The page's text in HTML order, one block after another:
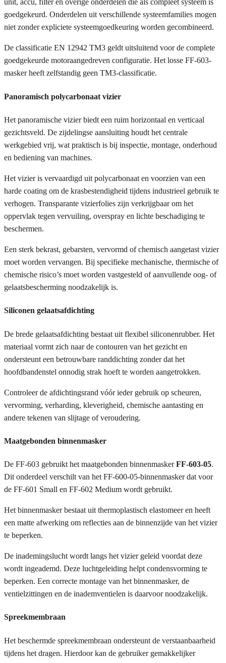
unit, accu, filter en overige onderdelen die als compleet systeem is
goedgekeurd. Onderdelen uit verschillende systeemfamilies mogen
niet zonder expliciete systeemgoedkeuring worden gecombineerd.
De classificatie EN 12942 TM3 geldt uitsluitend voor de complete
goedgekeurde motoraangedreven configuratie. Het losse FF-603-
masker heeft zelfstandig geen TM3-classificatie.
Panoramisch polycarbonaat vizier
Het panoramische vizier biedt een ruim horizontaal en verticaal
gezichtsveld. De zijdelingse aansluiting houdt het centrale
werkgebied vrij, wat praktisch is bij inspectie, montage, onderhoud
en bediening van machines.
Het vizier is vervaardigd uit polycarbonaat en voorzien van een
harde coating om de krasbestendigheid tijdens industrieel gebruik te
verhogen. Transparante vizierfolies zijn verkrijgbaar om het
oppervlak tegen vervuiling, overspray en lichte beschadiging te
beschermen.
Een sterk bekrast, gebarsten, vervormd of chemisch aangetast vizier
moet worden vervangen. Bij specifieke mechanische, thermische of
chemische risico’s moet worden vastgesteld of aanvullende oog- of
gelaatsbescherming noodzakelijk is.
Siliconen gelaatsafdichting
De brede gelaatsafdichting bestaat uit flexibel siliconenrubber. Het
materiaal vormt zich naar de contouren van het gezicht en
ondersteunt een betrouwbare randdichting zonder dat het
hoofdbandenstel onnodig strak hoeft te worden aangetrokken.
Controleer de afdichtingsrand vóór ieder gebruik op scheuren,
vervorming, verharding, kleverigheid, chemische aantasting en
andere tekenen van slijtage of veroudering.
Maatgebonden binnenmasker
De FF-603 gebruikt het maatgebonden binnenmaskerFF-603-05.
Dit onderdeel verschilt van het FF-600-05-binnenmasker dat voor
de FF-601 Small en FF-602 Medium wordt gebruikt.
Het binnenmasker bestaat uit thermoplastisch elastomeer en heeft
een matte afwerking om reflecties aan de binnenzijde van het vizier
te beperken.
De inademingslucht wordt langs het vizier geleid voordat deze
wordt ingeademd. Deze luchtgeleiding helpt condensvorming te
beperken. Een correcte montage van het binnenmasker, de
ventielzittingen en de inademventielen is daarvoor noodzakelijk.
Spreekmembraan
Het beschermde spreekmembraan ondersteunt de verstaanbaarheid
tijdens het dragen. Hierdoor kan de gebruiker gemakkelijker